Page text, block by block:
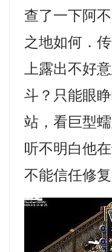
查了一下阿
之地如何．
上露出不好
斗？只能眼
站，看巨型
听不明白他
不能信任修复